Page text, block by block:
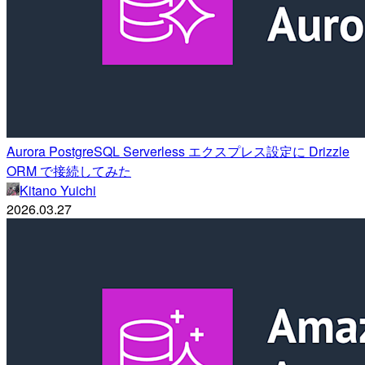
Aurora PostgreSQL Serverless エクスプレス設定に Drizzle
ORM で接続してみた
Kitano Yuichi
2026.03.27